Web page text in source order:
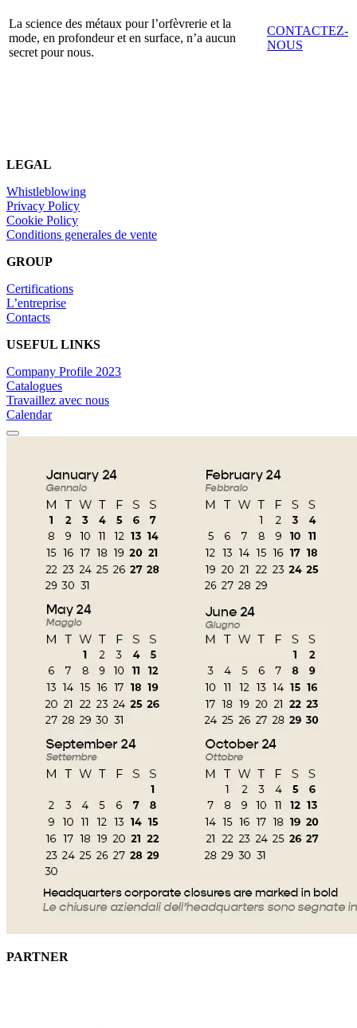
La science des métaux pour l’orfèvrerie et la
mode, en profondeur et en surface, n’a aucun
secret pour nous.
CONTACTEZ-
NOUS
LEGAL
Whistleblowing
Privacy Policy
Cookie Policy
Conditions generales de vente
GROUP
Certifications
L’entreprise
Contacts
USEFUL LINKS
Company Profile 2023
Catalogues
Travaillez avec nous
Calendar
PARTNER